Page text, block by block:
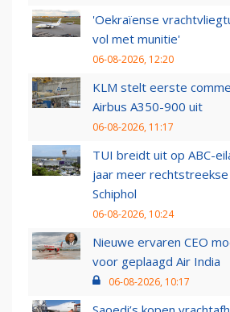
'Oekraïense
vol met munitie'
06-08-2026, 12:20
KLM stelt eerste
Airbus A350-900 uit
06-08-2026, 11:17
TUI breidt uit op ABC-
jaar meer
Schiphol
06-08-2026, 10:24
Nieuwe ervaren CEO
voor geplaagd Air India
06-08-2026, 10:17